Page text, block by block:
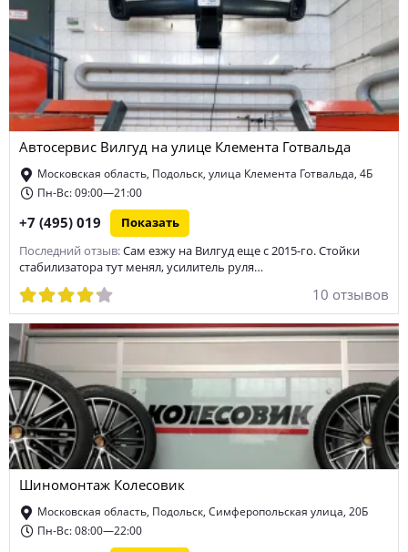
Автосервис Вилгуд на улице Клемента Готвальда
Московская область, Подольск, улица Клемента Готвальда, 4Б
Пн-Вс: 09:00—21:00
+7 (495) 019 Показать
Последний отзыв: Сам езжу на Вилгуд еще с 2015-го. Стойки
стабилизатора тут менял, усилитель руля…
10 отзывов
Шиномонтаж Колесовик
Московская область, Подольск, Симферопольская улица, 20Б
Пн-Вс: 08:00—22:00